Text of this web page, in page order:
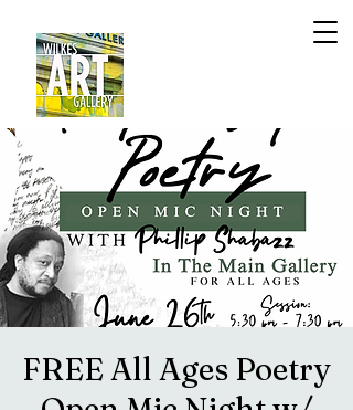
FREE All Ages Poetry